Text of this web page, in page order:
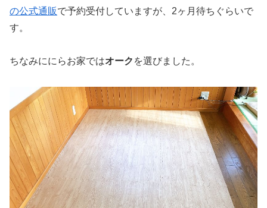
の公式通販で予約受付していますが、2ヶ月待ちぐらいで
す。
ちなみににらお家ではオーク を選びました。